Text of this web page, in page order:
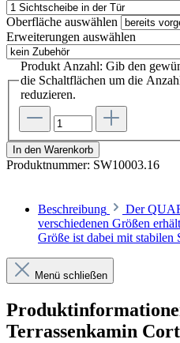
Oberfläche auswählen
Erweiterungen auswählen
Produkt Anzahl: Gib den
die Schaltflächen um die
reduzieren.
In den Warenkorb
Produktnummer: SW10003.16
Beschreibung
Der
verschiedenen Größen
Größe ist dabei mit
Menü schließen
Terrassenkamin